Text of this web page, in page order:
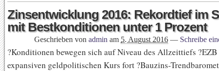
Zinsentwicklung 2016: Rekordtief im
mit Bestkonditionen unter 1 Prozent
Geschrieben von admin am 5. August 2016 — Schreibe
?Konditionen bewegen sich auf Niveau des Allzeittiefs
expansiven geldpolitischen Kurs fort ?Bauzins-